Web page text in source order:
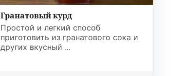
Гранатовый курд
Простой и легкий способ
приготовить из гранатового сока и
других вкусный ...